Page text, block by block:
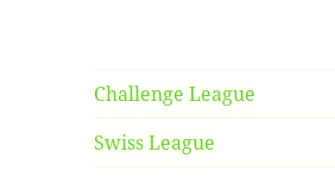
Challenge League
Swiss League